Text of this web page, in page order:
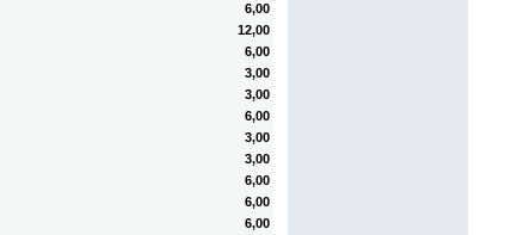
6,00
12,00
6,00
3,00
3,00
6,00
3,00
3,00
6,00
6,00
6,00